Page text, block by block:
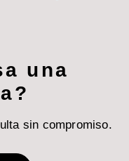
una
sin compromiso.